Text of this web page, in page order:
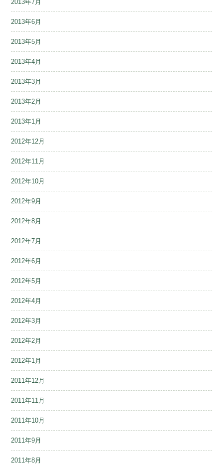
2013年7月
2013年6月
2013年5月
2013年4月
2013年3月
2013年2月
2013年1月
2012年12月
2012年11月
2012年10月
2012年9月
2012年8月
2012年7月
2012年6月
2012年5月
2012年4月
2012年3月
2012年2月
2012年1月
2011年12月
2011年11月
2011年10月
2011年9月
2011年8月